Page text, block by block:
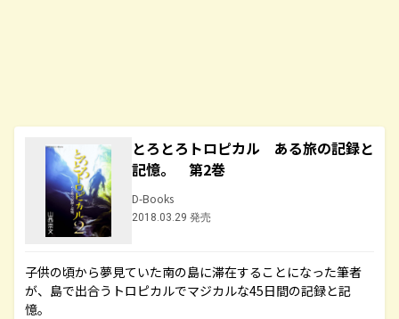
とろとろトロピカル ある旅の記録と
記憶。 第2巻
D-Books
2018.03.29 発売
子供の頃から夢見ていた南の島に滞在することになった筆者
が、島で出合うトロピカルでマジカルな45日間の記録と記
憶。